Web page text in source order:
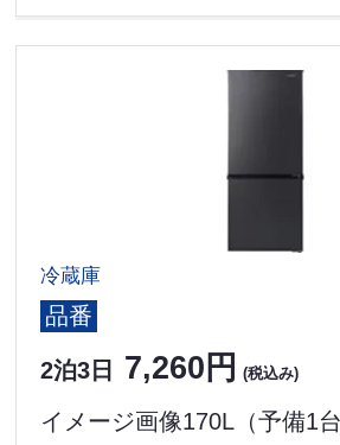
冷蔵庫
品番
2泊3日 7,260円 (税込み)
イメージ画像170L（予備1台